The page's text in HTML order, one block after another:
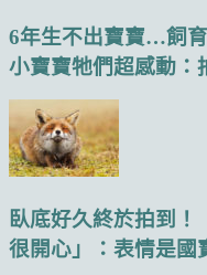
6年生不出寶寶…飼
小寶寶牠們超感動：
臥底好久終於拍到
很開心」：表情是國